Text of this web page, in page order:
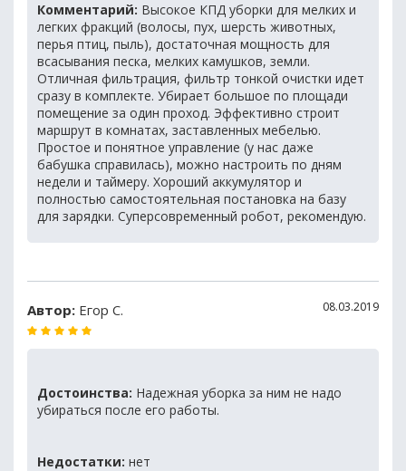
Комментарий: Высокое КПД уборки для мелких и
легких фракций (волосы, пух, шерсть животных,
перья птиц, пыль), достаточная мощность для
всасывания песка, мелких камушков, земли.
Отличная фильтрация, фильтр тонкой очистки идет
сразу в комплекте. Убирает большое по площади
помещение за один проход. Эффективно строит
маршрут в комнатах, заставленных мебелью.
Простое и понятное управление (у нас даже
бабушка справилась), можно настроить по дням
недели и таймеру. Хороший аккумулятор и
полностью самостоятельная постановка на базу
для зарядки. Суперсовременный робот, рекомендую.
Автор: Егор С. 08.03.2019
Достоинства: Надежная уборка за ним не надо
убираться после его работы.
Недостатки: нет